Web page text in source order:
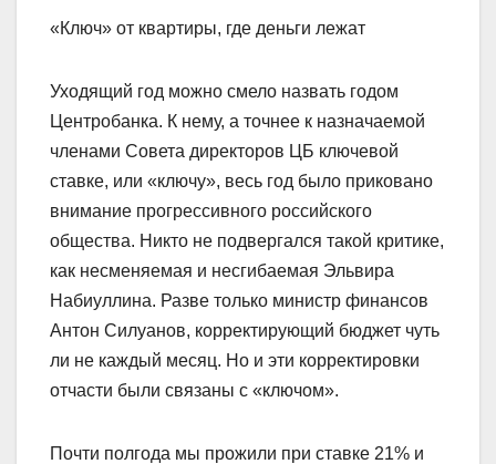
«Ключ» от квартиры, где деньги лежат
Уходящий год можно смело назвать годом
Центробанка. К нему, а точнее к назначаемой
членами Совета директоров ЦБ ключевой
ставке, или «ключу», весь год было приковано
внимание прогрессивного российского
общества. Никто не подвергался такой критике,
как несменяемая и несгибаемая Эльвира
Набиуллина. Разве только министр финансов
Антон Силуанов, корректирующий бюджет чуть
ли не каждый месяц. Но и эти корректировки
отчасти были связаны с «ключом».
Почти полгода мы прожили при ставке 21% и